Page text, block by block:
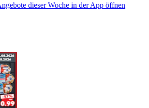
dieser Woche in der App öffnen